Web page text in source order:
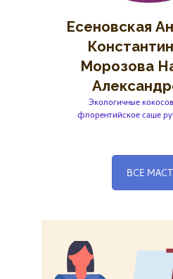
Есеновская
Морозова
Экологичные
флорентийское саше
ВСЕ